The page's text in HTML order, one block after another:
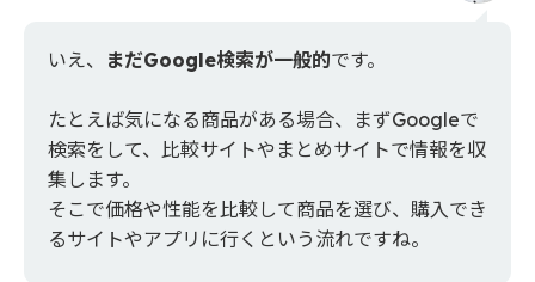
いえ、 まだGoogle検索が一般的です。
たとえば気になる商品がある場合、まずGoogleで
検索をして、比較サイトやまとめサイトで情報を収
集します。
そこで価格や性能を比較して商品を選び、購入でき
るサイトやアプリに行くという流れですね。